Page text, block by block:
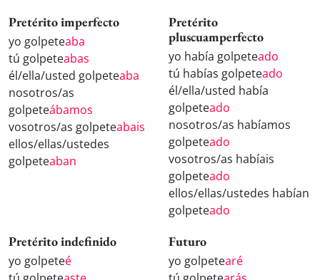
Pretérito imperfecto
yo golpeteaba
tú golpeteabas
él/ella/usted golpeteaba
nosotros/as
golpeteábamos
vosotros/as golpeteabais
ellos/ellas/ustedes
golpeteaban
Pretérito
pluscuamperfecto
yo había golpeteado
tú habías golpeteado
él/ella/usted había
golpeteado
nosotros/as habíamos
golpeteado
vosotros/as habíais
golpeteado
ellos/ellas/ustedes habían
golpeteado
Pretérito indefinido
yo golpeteé
Futuro
yo golpetearé